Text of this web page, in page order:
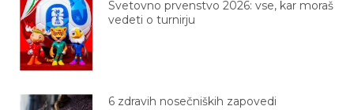
Svetovno prvenstvo 2026: vse, kar moraš
vedeti o turnirju
6 zdravih nosečniških zapovedi